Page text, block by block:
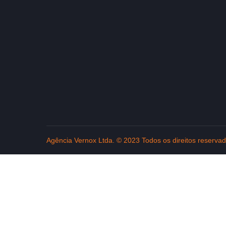
Agência Vernox Ltda. © 2023 Todos os direitos